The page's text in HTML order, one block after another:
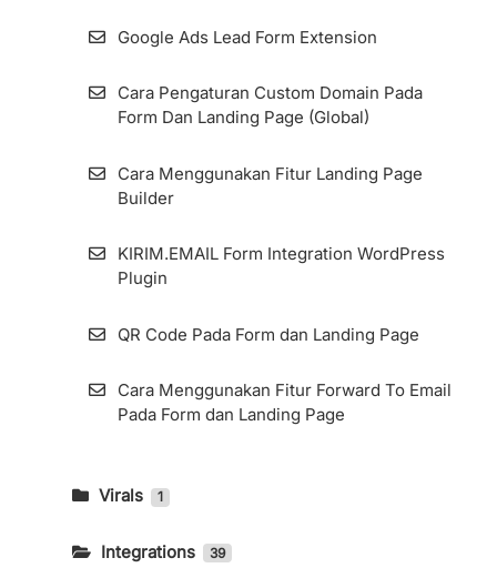
Google Ads Lead Form Extension
Cara Pengaturan Custom Domain Pada
Form Dan Landing Page (Global)
Cara Menggunakan Fitur Landing Page
Builder
KIRIM.EMAIL Form Integration WordPress
Plugin
QR Code Pada Form dan Landing Page
Cara Menggunakan Fitur Forward To Email
Pada Form dan Landing Page
Virals 1
Integrations
39